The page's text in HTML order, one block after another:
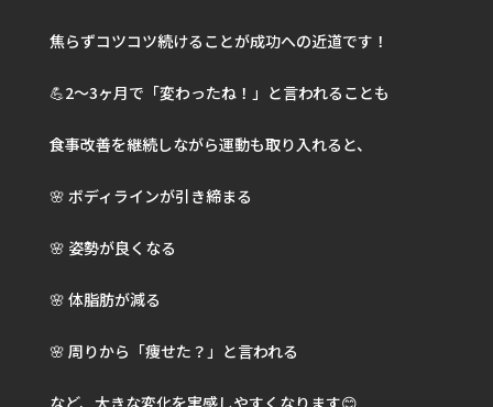
焦らずコツコツ続けることが成功への近道です！
💪2〜3ヶ月で「変わったね！」と言われることも
食事改善を継続しながら運動も取り入れると、
🌸 ボディラインが引き締まる
🌸 姿勢が良くなる
🌸 体脂肪が減る
🌸 周りから「痩せた？」と言われる
など、大きな変化を実感しやすくなります😊